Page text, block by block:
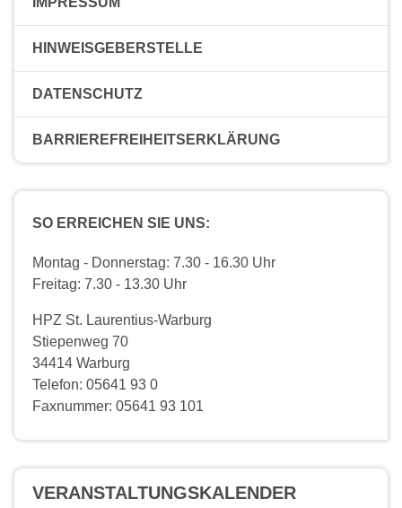
HINWEISGEBERSTELLE
DATENSCHUTZ
BARRIEREFREIHEITSERKLÄRUNG
SO ERREICHEN SIE UNS:
Montag - Donnerstag: 7.30 - 16.30 Uhr
Freitag: 7.30 - 13.30 Uhr
HPZ St. Laurentius-Warburg
Stiepenweg 70
34414 Warburg
Telefon: 05641 93 0
Faxnummer: 05641 93 101
VERANSTALTUNGS­KALENDER